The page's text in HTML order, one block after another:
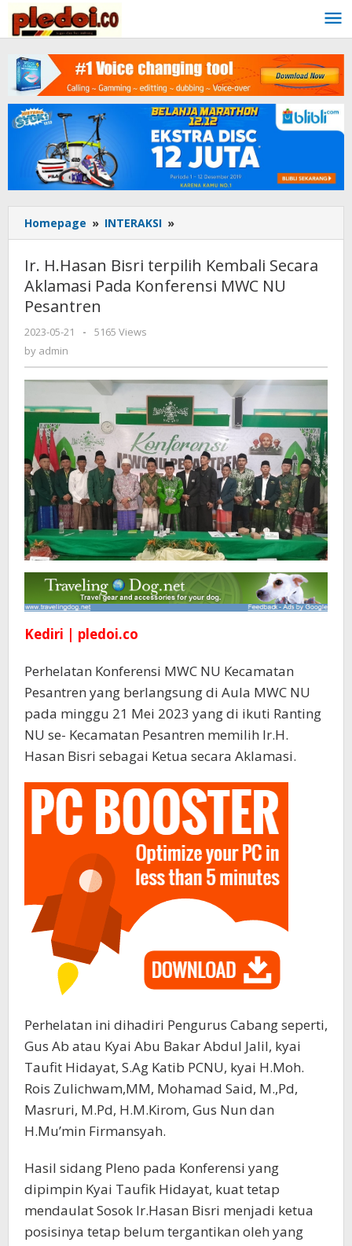
content
Homepage » INTERAKSI »
H.Hasan
Bisri
terpilih
Kembali
MWC
NU
Pesantren
Ir. H.Hasan Bisri terpilih Kembali Secara
Aklamasi Pada Konferensi MWC NU
Pesantren
2023-05-21
by
-
5165 Views
by admin
Kediri | pledoi.co
Perhelatan Konferensi MWC NU Kecamatan
Pesantren yang berlangsung di Aula MWC NU
pada minggu 21 Mei 2023 yang di ikuti Ranting
NU se- Kecamatan Pesantren memilih Ir.H.
Hasan Bisri sebagai Ketua secara Aklamasi.
Perhelatan ini dihadiri Pengurus Cabang seperti,
Gus Ab atau Kyai Abu Bakar Abdul Jalil, kyai
Taufit Hidayat, S.Ag Katib PCNU, kyai H.Moh.
Rois Zulichwam,MM, Mohamad Said, M.,Pd,
Masruri, M.Pd, H.M.Kirom, Gus Nun dan
H.Mu’min Firmansyah.
Hasil sidang Pleno pada Konferensi yang
dipimpin Kyai Taufik Hidayat, kuat tetap
mendaulat Sosok Ir.Hasan Bisri menjadi ketua
posisinya tetap belum tergantikan oleh yang